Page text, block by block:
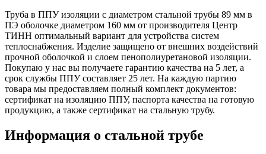
Труба в ППУ изоляции с диаметром стальной трубы 89 мм в
ПЭ оболочке диаметром 160 мм от производителя Центр
ТИНН оптимальный вариант для устройства систем
теплоснабжения. Изделие защищено от внешних воздействий
прочной оболочкой и слоем пенополиуретановой изоляции.
Покупаю у нас вы получаете гарантию качества на 5 лет, а
срок службы ППУ составляет 25 лет. На каждую партию
товара мы предоставляем полный комплект документов:
сертификат на изоляцию ППУ, паспорта качества на готовую
продукцию, а также сертификат на стальную трубу.
Информация о стальной трубе